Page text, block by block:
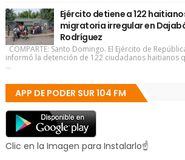
Ejército detiene a 122
migratoria irregular en
Rodríguez
COMPARTE: Santo Domingo. El Ejército de
informó la detención de 122 ciudadanos haitianos
...
APP DE PODER SUR 104 FM
Clic en la Imagen para Instalarlo☝